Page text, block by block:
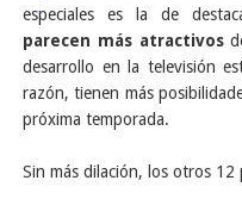
especiales es la de
parecen más atractivos
desarrollo en la televisión
razón, tienen más
próxima temporada.
Sin más dilación, los otros